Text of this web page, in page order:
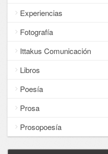
Experiencias
Fotografía
Ittakus Comunicación
Libros
Poesía
Prosa
Prosopoesía